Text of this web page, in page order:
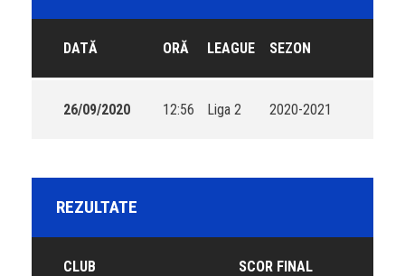
DATĂ ORĂ LEAGUE SEZON
26/09/2020 12:56 Liga 2 2020-2021
REZULTATE
CLUB SCOR FINAL